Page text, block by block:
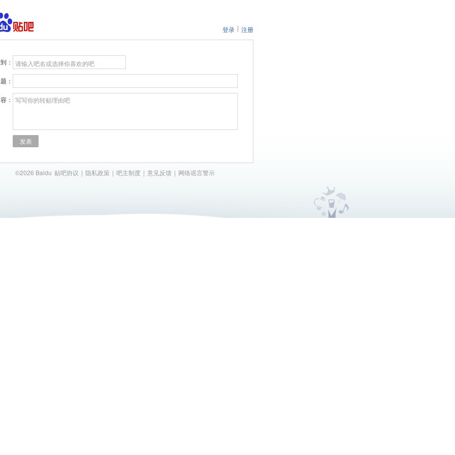
登录 注册
： 请输入吧名或选择你喜欢的吧
：
： 写写你的转贴理由吧
发表
©2026 Baidu 贴吧协议 | 隐私政策 | 吧主制度 | 意见反馈 | 网络谣言警示